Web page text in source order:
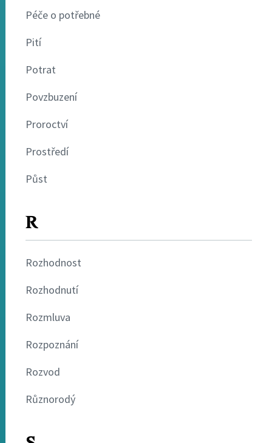
Péče o potřebné
Pití
Potrat
Povzbuzení
Proroctví
Prostředí
Půst
R
Rozhodnost
Rozhodnutí
Rozmluva
Rozpoznání
Rozvod
Různorodý